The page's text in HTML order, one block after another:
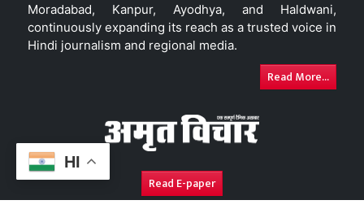
HI
Moradabad, Kanpur, Ayodhya, and Haldwani,
continuously expanding its reach as a trusted voice in
Hindi journalism and regional media.
Read More...
Read E-paper